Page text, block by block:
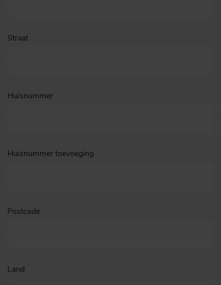
Straat
Huisnummer
Huisnummer toevoeging
Postcode
Land